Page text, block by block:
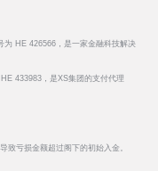
HE 426566，是一家金融科技解决
433983，是XS集团的支付代理
致亏损金额超过阁下的初始入金。